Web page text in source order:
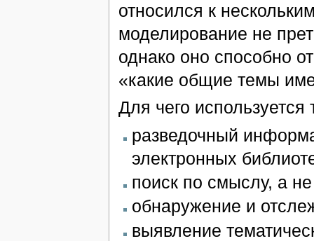
относился к
моделирование не
однако оно способно
«какие общие темы
Для чего
разведочный
электронных
поиск по смыслу, а
обнаружение и
выявление